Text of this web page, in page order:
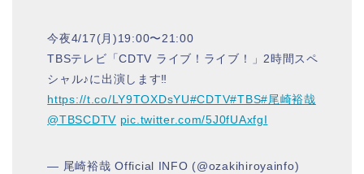
今夜4/17(月)19:00〜21:00
TBSテレビ「CDTV ライブ！ライブ！」2時間スペ
シャル♪に出演します‼︎
https://t.co/LY9TOXDsYU#CDTV#TBS#尾崎裕哉
@TBSCDTV pic.twitter.com/5J0fUAxfgI
— 尾崎裕哉 Official INFO (@ozakihiroyainfo)